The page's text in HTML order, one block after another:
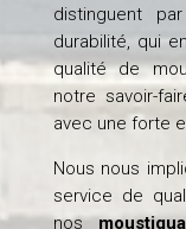
distinguent
durabilité, qui
qualité de
notre savoir-
avec une forte
Nous nous
service de
nos